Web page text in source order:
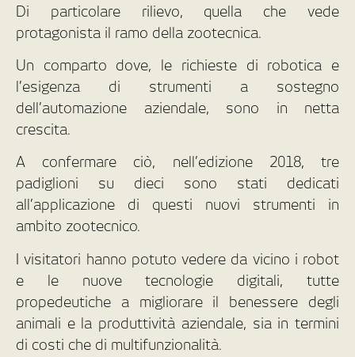
Di particolare rilievo, quella che vede
protagonista il ramo della zootecnica.
Un comparto dove, le richieste di robotica e
l’esigenza di strumenti a sostegno
dell’automazione aziendale, sono in netta
crescita.
A confermare ciò, nell’edizione 2018, tre
padiglioni su dieci sono stati dedicati
all’applicazione di questi nuovi strumenti in
ambito zootecnico.
I visitatori hanno potuto vedere da vicino i robot
e le nuove tecnologie digitali, tutte
propedeutiche a migliorare il benessere degli
animali e la produttività aziendale, sia in termini
di costi che di multifunzionalità.